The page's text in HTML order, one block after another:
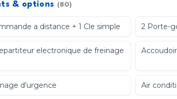
& options (80)
a distance + 1 Cle simple 2 Porte-
electronique de freinage
d'urgence Air